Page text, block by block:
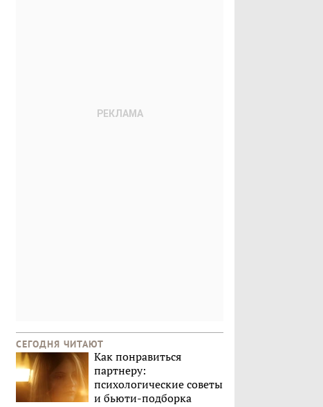
СЕГОДНЯ ЧИТАЮТ
Как понравиться
партнеру:
психологические советы
и бьюти-подборка